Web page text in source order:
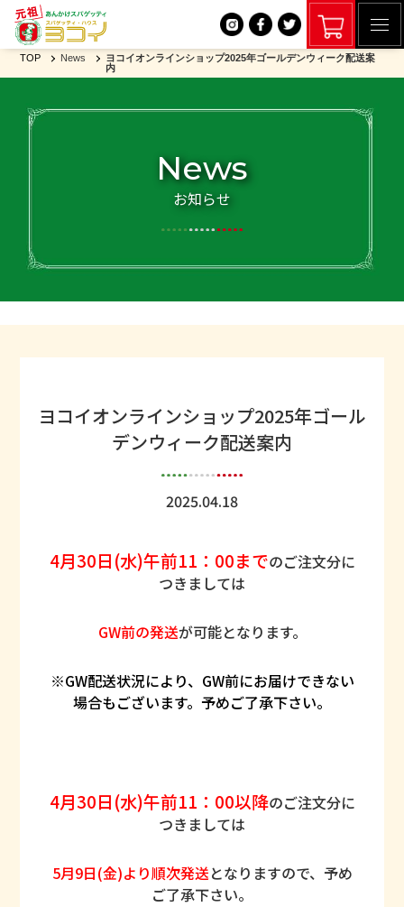
TOP News
ヨコイオンラインショップ2025年ゴールデンウィーク配送案
内
News
お知らせ
ヨコイオンラインショップ2025年ゴール
デンウィーク配送案内
2025.04.18
4月30日(水)午前11：00までのご注文分に
つきましては
GW前の発送が可能となります。
※GW配送状況により、GW前にお届けできない
場合もございます。予めご了承下さい。
4月30日(水)午前11：00以降のご注文分に
つきましては
5月9日(金)より順次発送となりますので、予め
ご了承下さい。